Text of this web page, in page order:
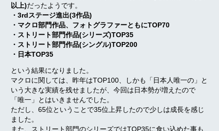
以上)だったようです。
・3rdステージ進出(3作品)
・マクロ部門作品、フォトグラファーともにTOP70
・ストリート部門作品(シリーズ)TOP35
・ストリート部門作品(シングル)TOP200
・日本TOP35
という結果になりました。
マクロに関しては、昨年はTOP100、しかも「日本人唯一の」と
いう大きな実績を残せましたが、今回は日本勢が増えたので
「唯一」とはいきませんでした。
ただし、65位ということで35位上昇したので少しは成長を感じ
ました。
また、ストリート部門のシリーズではTOP35に食い込めた事も